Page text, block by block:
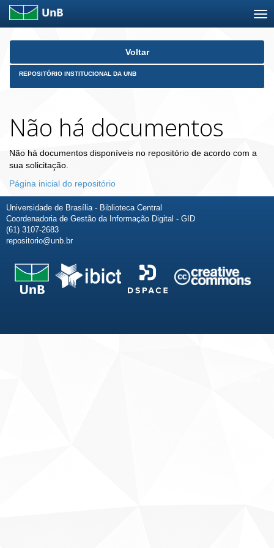
Skip
Voltar
REPOSITÓRIO INSTITUCIONAL DA UNB
Não há documentos
Não há documentos disponíveis no repositório de acordo com a
sua solicitação.
Página inicial do repositório
Universidade de Brasília - Biblioteca Central
Coordenadoria de Gestão da Informação Digital - GID
(61) 3107-2683
repositorio@unb.br